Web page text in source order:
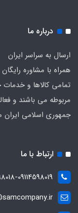
درباره ما
ارسال به سراسر ایران
همراه با مشاوره رایگان
تمامی کالاها و
مربوطه می باشند و
جمهوری اسلامی ایران
ارتباط با ما
۰۹۱۱۹۲۵۹۵۱۷-